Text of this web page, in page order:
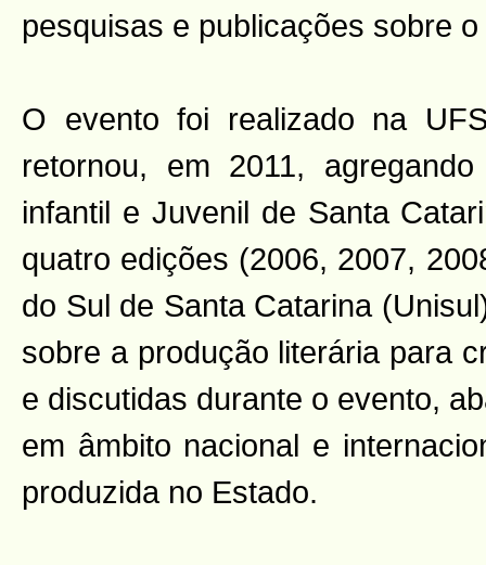
pesquisas e publicações sobre
O evento foi realizado na
retornou, em 2011,
infantil e Juvenil de Santa
quatro edições (2006, 2007,
do Sul de Santa Catarina
sobre a produção literária para
e discutidas durante o evento,
em âmbito nacional e
produzida no Estado.